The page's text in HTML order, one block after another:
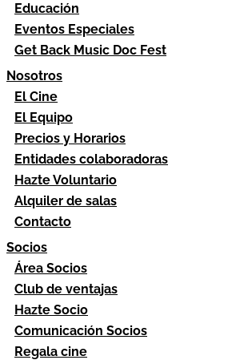
Educación
Eventos Especiales
Get Back Music Doc Fest
Nosotros
El Cine
El Equipo
Precios y Horarios
Entidades colaboradoras
Hazte Voluntario
Alquiler de salas
Contacto
Socios
Área Socios
Club de ventajas
Hazte Socio
Comunicación Socios
Regala cine